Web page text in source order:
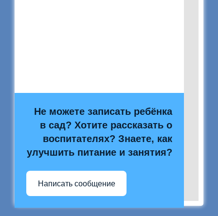
Не можете записать ребёнка
в сад? Хотите рассказать о
воспитателях? Знаете, как
улучшить питание и занятия?
Написать сообщение